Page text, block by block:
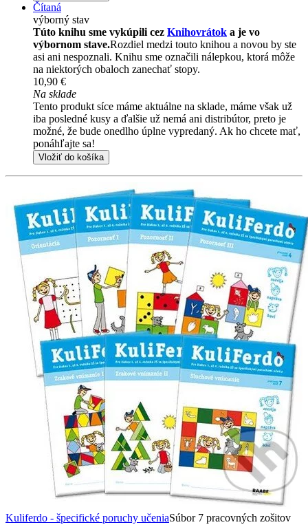
Čítaná
výborný stav
Túto knihu sme vykúpili cez Knihovrátok a je vo
výbornom stave.Rozdiel medzi touto knihou a novou by ste
asi ani nespoznali. Knihu sme označili nálepkou, ktorá môže
na niektorých obaloch zanechať stopy.
10,90 €
Na sklade
Tento produkt síce máme aktuálne na sklade, máme však už
iba posledné kusy a ďalšie už nemá ani distribútor, preto je
možné, že bude onedlho úplne vypredaný. Ak ho chcete mať,
ponáhľajte sa!
Vložiť do košíka
Kuliferdo - špecifické poruchy učeniaSúbor 7 pracovných zošitov